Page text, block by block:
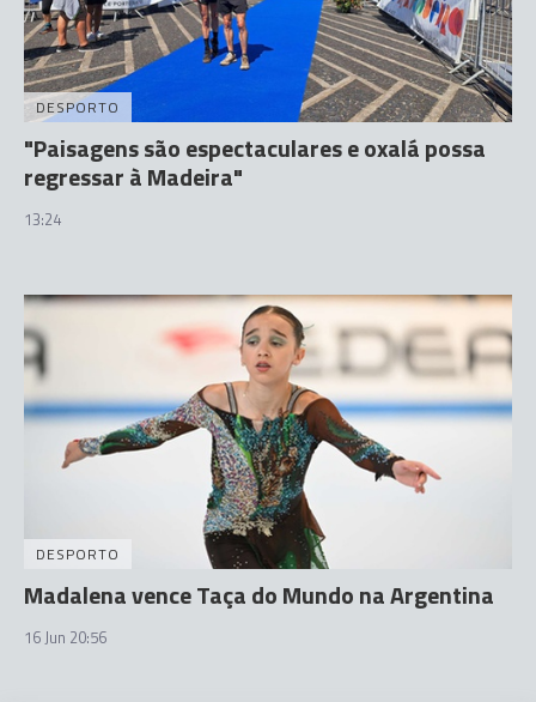
DESPORTO
"Paisagens são espectaculares e oxalá possa
regressar à Madeira"
13:24
DESPORTO
Madalena vence Taça do Mundo na Argentina
16 Jun 20:56